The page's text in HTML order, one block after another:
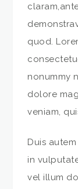
quod.
nonummy
dolore
veniam,
Duis
in
vel illum